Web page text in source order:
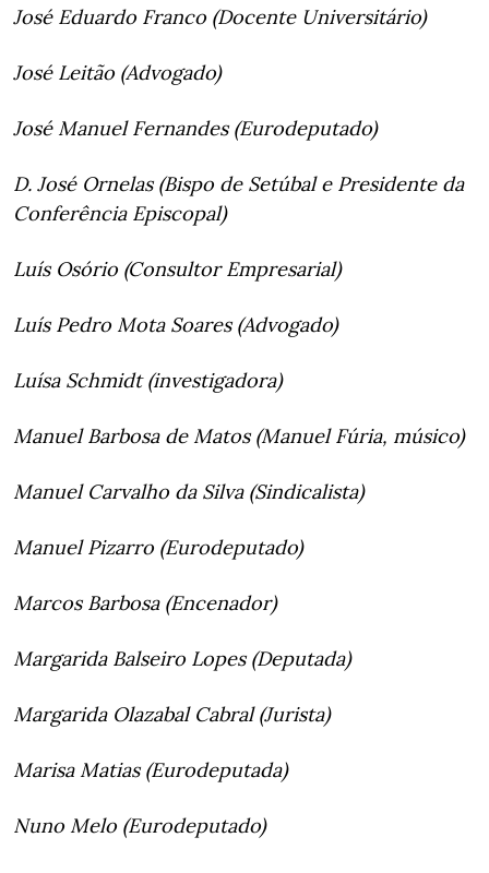
José Eduardo Franco (Docente Universitário)
José Leitão (Advogado)
José Manuel Fernandes (Eurodeputado)
D. José Ornelas (Bispo de Setúbal e Presidente da
Conferência Episcopal)
Luís Osório (Consultor Empresarial)
Luís Pedro Mota Soares (Advogado)
Luísa Schmidt (investigadora)
Manuel Barbosa de Matos (Manuel Fúria, músico)
Manuel Carvalho da Silva (Sindicalista)
Manuel Pizarro (Eurodeputado)
Marcos Barbosa (Encenador)
Margarida Balseiro Lopes (Deputada)
Margarida Olazabal Cabral (Jurista)
Marisa Matias (Eurodeputada)
Nuno Melo (Eurodeputado)